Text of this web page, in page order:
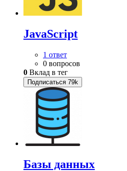
JavaScript
1 ответ
0 вопросов
0 Вклад в тег
Подписаться 79k
Базы данных